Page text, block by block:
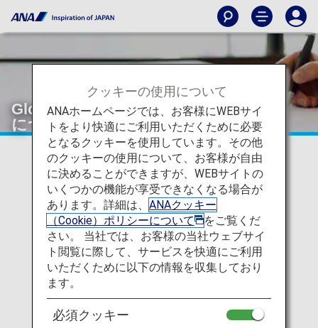
Global Entry（グローバルエントリー）
について
Global Entryは、米国国境警備局（CBP）が運営するプ
ログラムで、事前承認を受けたお客様に対し米国への入
国手続き、ならびに税関検査の簡略化・迅速化を図るも
のです。
登録をされたお客様は、資格を5年間保持し、またTSA
PreCheck®プログラムの利用も可能となります。
対象のお客様
米国市民、米国永住権保持者
クッキーの使用について
ANAホームページでは、お客様にWEBサイ
トをより快適にご利用いただくために必要
となるクッキーを使用しています。その他
のクッキーの使用について、お客様が自由
に決めることができますが、WEBサイトの
いくつかの機能が享受できなくなる場合が
あります。詳細は、 ANAクッキー
（Cookie）ポリシーについて
をご覧くだ
さい。 当社では、お客様の当社ウェブサイ
ト閲覧に際して、サービスを快適にご利用
いただくために以下の情報を収集しており
ます。
必須クッキー